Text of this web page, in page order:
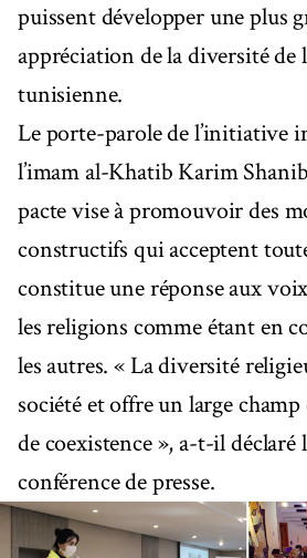
puissent développer une plus
appréciation de la diversité de
tunisienne.
Le porte-parole de l’initiative
l’imam al-Khatib Karim
pacte vise à promouvoir des
constructifs qui acceptent
constitue une réponse aux
les religions comme étant en
les autres. « La diversité
société et offre un large
de coexistence », a-t-il déclaré
conférence de presse.